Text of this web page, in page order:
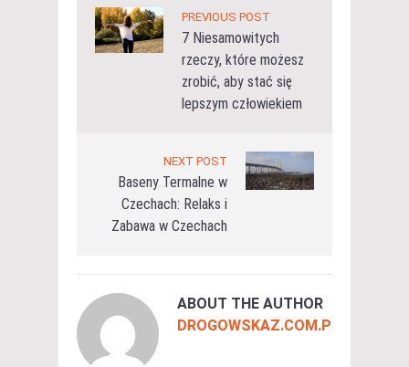
PREVIOUS POST
7 Niesamowitych
rzeczy, które możesz
zrobić, aby stać się
lepszym człowiekiem
NEXT POST
Baseny Termalne w
Czechach: Relaks i
Zabawa w Czechach
ABOUT THE AUTHOR
DROGOWSKAZ.COM.PL